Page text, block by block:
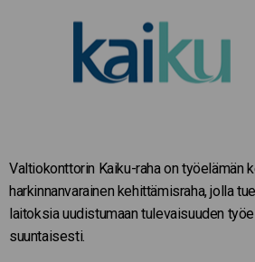
Valtiokonttorin Kaiku-raha on työelämän
harkinnanvarainen kehittämisraha, jolla
laitoksia uudistumaan tulevaisuuden
suuntaisesti.